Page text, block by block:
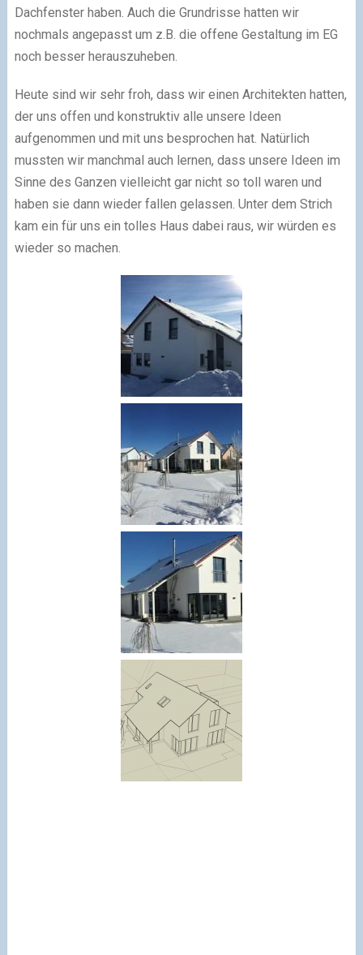
Dachfenster haben. Auch die Grundrisse hatten wir
nochmals angepasst um z.B. die offene Gestaltung im EG
noch besser herauszuheben.
Heute sind wir sehr froh, dass wir einen Architekten hatten,
der uns offen und konstruktiv alle unsere Ideen
aufgenommen und mit uns besprochen hat. Natürlich
mussten wir manchmal auch lernen, dass unsere Ideen im
Sinne des Ganzen vielleicht gar nicht so toll waren und
haben sie dann wieder fallen gelassen. Unter dem Strich
kam ein für uns ein tolles Haus dabei raus, wir würden es
wieder so machen.